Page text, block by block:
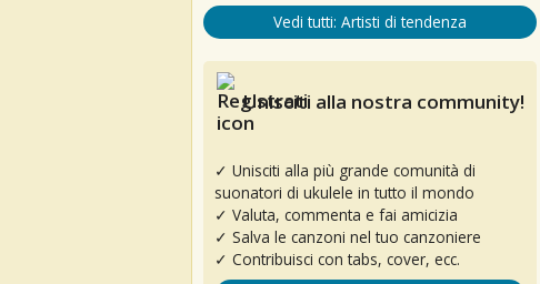
Vedi tutti: Artisti di tendenza
Unisciti alla nostra community!
✓ Unisciti alla più grande comunità di
suonatori di ukulele in tutto il mondo
✓ Valuta, commenta e fai amicizia
✓ Salva le canzoni nel tuo canzoniere
✓ Contribuisci con tabs, cover, ecc.